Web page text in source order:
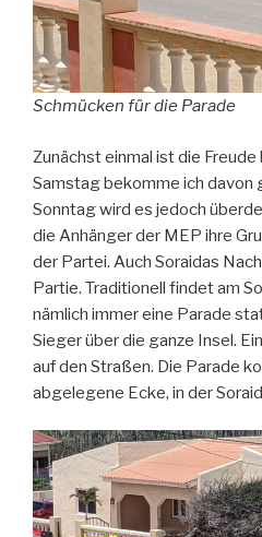
Schmücken für die Parade
Zunächst einmal ist die
Samstag bekomme ich davon
Sonntag wird es jedoch
die Anhänger der MEP ihre
der Partei. Auch Soraidas
Partie. Traditionell findet am
nämlich immer eine Parade
Sieger über die ganze Insel.
auf den Straßen. Die Parade
abgelegene Ecke, in der